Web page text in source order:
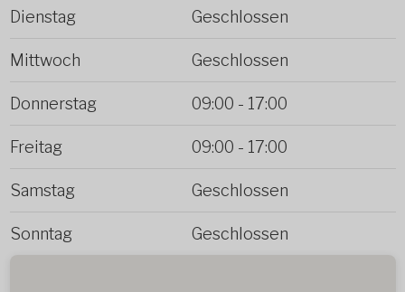
Dienstag Geschlossen
Mittwoch Geschlossen
Donnerstag 09:00 - 17:00
Freitag 09:00 - 17:00
Samstag Geschlossen
Sonntag Geschlossen